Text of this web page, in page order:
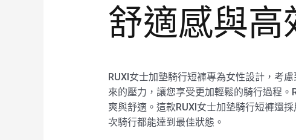
舒適感與
RUXI女士加墊騎行短褲專為女性設計，考
來的壓力，讓您享受更加輕鬆的騎行過程
爽與舒適。這款RUXI女士加墊騎行短褲還
次騎行都能達到最佳狀態。